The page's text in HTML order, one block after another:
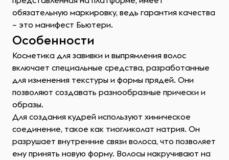
обязательную маркировку, ведь гарантия качества
– это манифест Бьютери.
Особенности
Косметика для завивки и выпрямления волос
включает специальные средства, разработанные
для изменения текстуры и формы прядей. Они
позволяют создавать разнообразные прически и
образы.
Для создания кудрей используют химическое
соединение, такое как тиогликолат натрия. Он
разрушает внутренние связи волоса, что позволяет
ему принять новую форму. Волосы накручивают на